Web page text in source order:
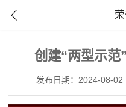
创建“两型示范
发布日期：2024-08-02